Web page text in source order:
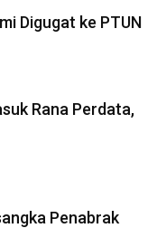
Digugat ke PTUN
Rana Perdata,
Penabrak